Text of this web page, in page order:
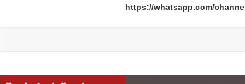
https://whatsapp.com/